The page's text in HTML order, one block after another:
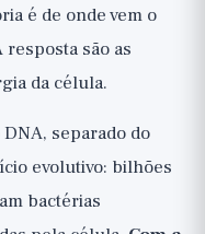
é de onde vem o
são as
da célula.
separado do
evolutivo: bilhões
bactérias